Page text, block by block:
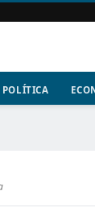
POLÍTICA